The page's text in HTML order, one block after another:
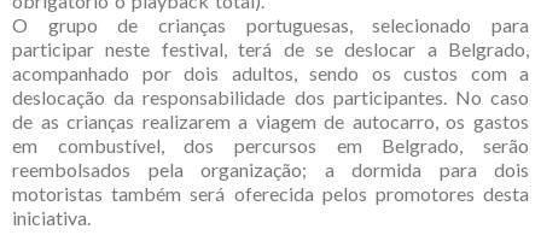
O grupo de crianças portuguesas, selecionado para
participar neste festival, terá de se deslocar a Belgrado,
acompanhado por dois adultos, sendo os custos com a
deslocação da responsabilidade dos participantes. No caso
de as crianças realizarem a viagem de autocarro, os gastos
em combustível, dos percursos em Belgrado, serão
reembolsados pela organização; a dormida para dois
motoristas também será oferecida pelos promotores desta
iniciativa.